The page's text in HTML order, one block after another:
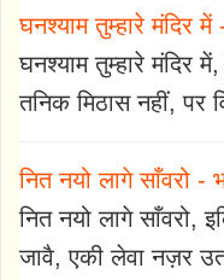
घनश्याम तुम्हारे मंदिर
घनश्याम तुम्हारे मंदिर
तनिक मिठास नहीं, पर
नित नयो लागे साँवरो -
नित नयो लागे साँवरो,
जावै, एकी लेवा नज़र